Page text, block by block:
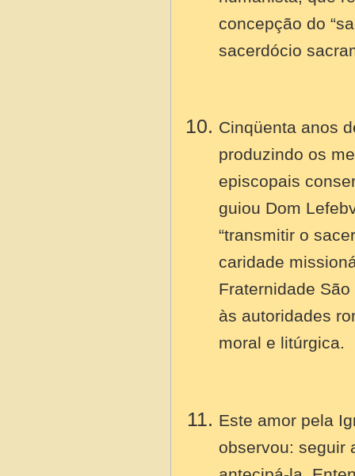
concepção do
sacerdócio
Cinqüenta anos
produzindo os
episcopais
guiou Dom
“transmitir o
caridade
Fraternidade
às autoridades
moral e litúrgica.
Este amor pela
observou: seguir